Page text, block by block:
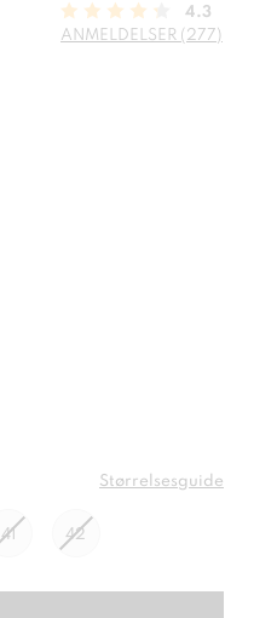
4.3
ANMELDELSER (277)
Størrelsesguide
41 42